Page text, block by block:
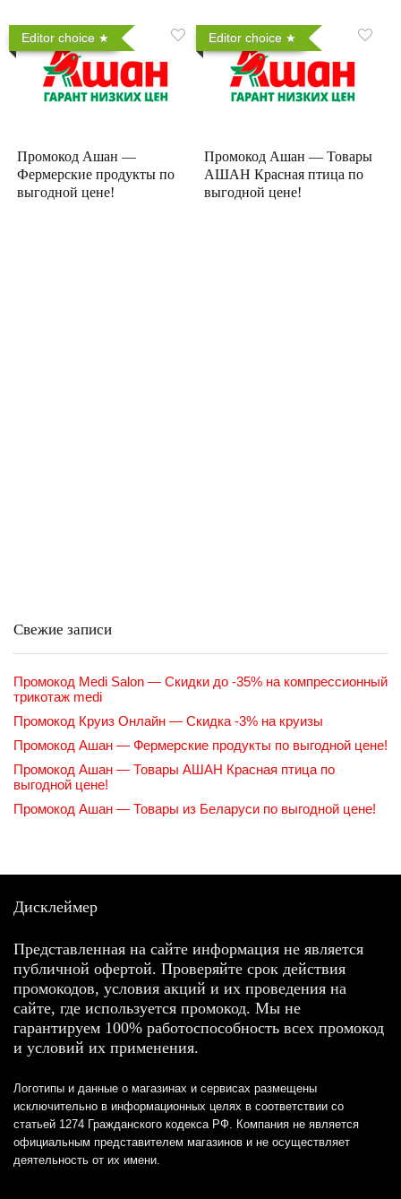
Editor choice
Промокод Ашан —
Фермерские продукты по
выгодной цене!
Editor choice
Промокод Ашан — Товары
АШАН Красная птица по
выгодной цене!
Свежие записи
Промокод Medi Salon — Скидки до -35% на компрессионный
трикотаж medi
Промокод Круиз Онлайн — Скидка -3% на круизы
Промокод Ашан — Фермерские продукты по выгодной цене!
Промокод Ашан — Товары АШАН Красная птица по
выгодной цене!
Промокод Ашан — Товары из Беларуси по выгодной цене!
Дисклеймер
Представленная на сайте информация не является
публичной офертой. Проверяйте срок действия
промокодов, условия акций и их проведения на
сайте, где используется промокод. Мы не
гарантируем 100% работоспособность всех промокод
и условий их применения.
Логотипы и данные о магазинах и сервисах размещены
исключительно в информационных целях в соответствии со
статьей 1274 Гражданского кодекса РФ. Компания не является
официальным представителем магазинов и не осуществляет
деятельность от их имени.